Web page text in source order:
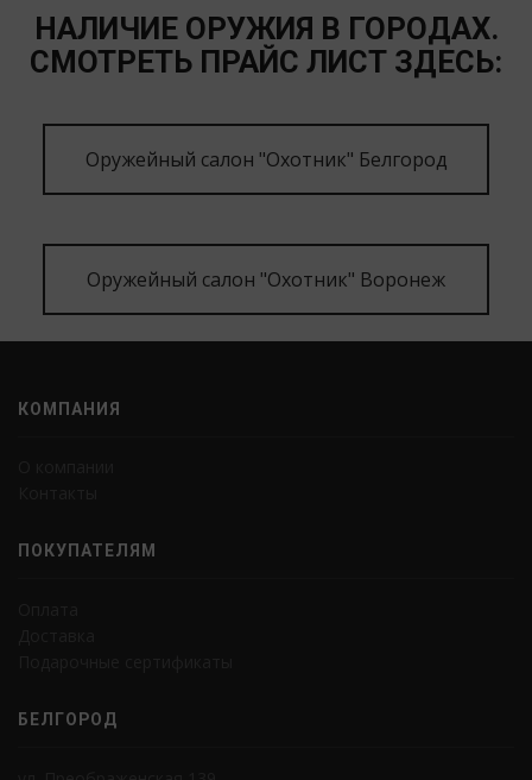
НАЛИЧИЕ ОРУЖИЯ В ГОРОДАХ.
СМОТРЕТЬ ПРАЙС ЛИСТ ЗДЕСЬ:
Оружейный салон "Охотник" Белгород
Оружейный салон "Охотник" Воронеж
КОМПАНИЯ
ПОКУПАТЕЛЯМ
БЕЛГОРОД